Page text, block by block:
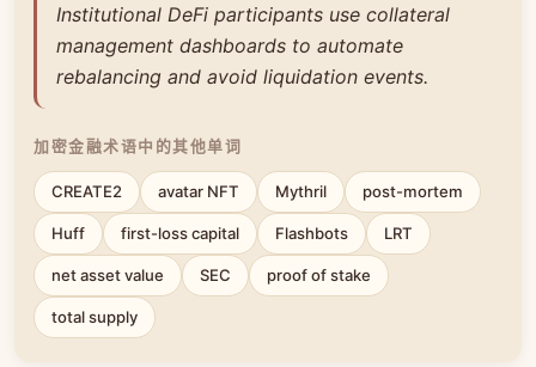
Institutional DeFi participants use collateral
management dashboards to automate
rebalancing and avoid liquidation events.
加密金融术语中的其他单词
CREATE2 avatar NFT Mythril post-mortem
Huff first-loss capital Flashbots LRT
net asset value SEC proof of stake
total supply